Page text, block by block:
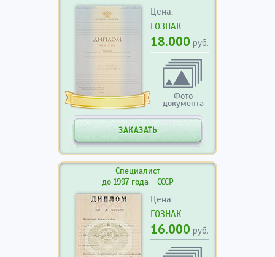
Цена:
ГОЗНАК
18.000 руб.
Фото
документа
ЗАКАЗАТЬ
Специалист
до 1997 года - СССР
Цена:
ГОЗНАК
16.000 руб.